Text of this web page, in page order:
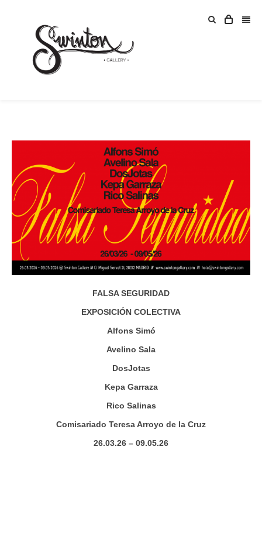
FALSA SEGURIDAD
EXPOSICIÓN COLECTIVA
Alfons Simó
Avelino Sala
DosJotas
Kepa Garraza
Rico Salinas
Comisariado Teresa Arroyo de la Cruz
26.03.26 – 09.05.26